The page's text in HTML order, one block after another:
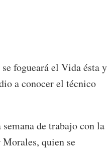
fogueará el Vida ésta y
a conocer el técnico
de trabajo con la
quien se